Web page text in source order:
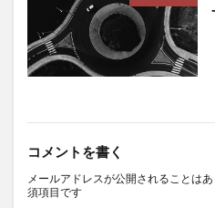
コメントを書く
メールアドレスが公開されることはあ
須項目です